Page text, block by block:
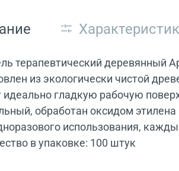
терапевтический деревянный
из экологически чистой
гладкую рабочую
обработан оксидом этилена
использования,
в упаковке: 100 штук